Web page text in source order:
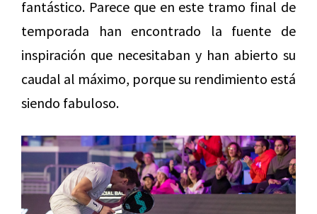
fantástico. Parece que en este tramo final de
temporada han encontrado la fuente de
inspiración que necesitaban y han abierto su
caudal al máximo, porque su rendimiento está
siendo fabuloso.